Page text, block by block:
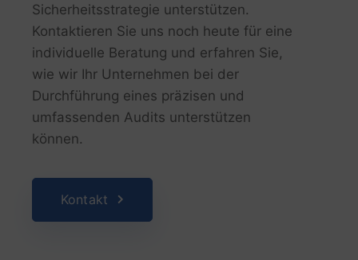
Sicherheitsstrategie unterstützen.
Kontaktieren Sie uns noch heute für eine
individuelle Beratung und erfahren Sie,
wie wir Ihr Unternehmen bei der
Durchführung eines präzisen und
umfassenden Audits unterstützen
können.
Kontakt